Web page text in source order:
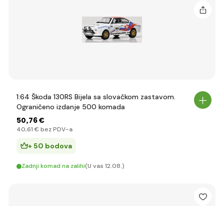
1:64 Škoda 130RS Bijela sa slovačkom zastavom.
Ograničeno izdanje 500 komada
50,76 €
40,61 € bez PDV-a
+ 50 bodova
Zadnji komad na zalihi(U vas 12.08.)